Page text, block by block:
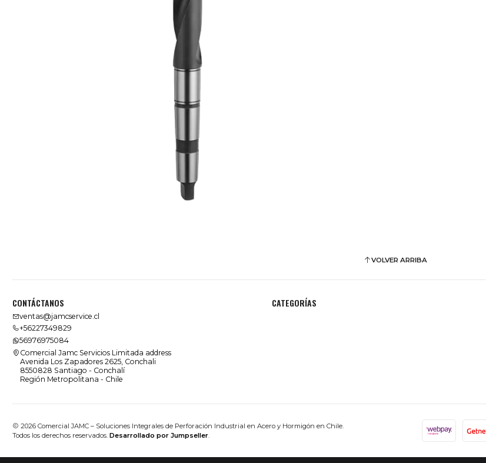
VOLVER ARRIBA
CONTÁCTANOS
ventas@jamcservice.cl
+56227349829
56976975084
Comercial Jamc Servicios Limitada address
Avenida Los Zapadores 2625, Conchali
8550828 Santiago - Conchalí
Región Metropolitana - Chile
CATEGORÍAS
2026 Comercial JAMC – Soluciones Integrales de Perforación Industrial en Acero y Hormigón en Chile.
Todos los derechos reservados. Desarrollado por Jumpseller.